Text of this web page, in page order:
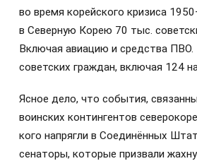
во время корейского кризиса
в Северную Корею 70 тыс.
Включая авиацию и средства ПВО.
советских граждан, включая 124
Ясное дело, что события,
воинских контингентов
кого напрягли в Соединённых
сенаторы, которые призвали